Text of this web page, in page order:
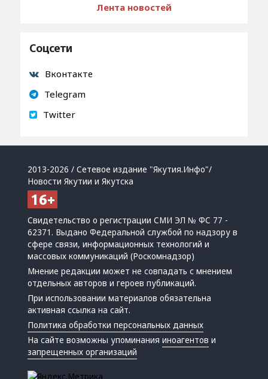
Лента новостей
Соцсети
Вконтакте
Telegram
Twitter
2013-2026 / Сетевое издание "Якутия.Инфо"/
Новости Якутии и Якутска
Свидетельство о регистрации СМИ ЭЛ № ФС 77 -
62371. Выдано Федеральной службой по надзору в
сфере связи, информационных технологий и
массовых коммуникаций (Роскомнадзор)
Мнение редакции может не совпадать с мнением
отдельных авторов и героев публикаций.
При использовании материалов обязательна
активная ссылка на сайт.
Политика обработки персональных данных
На сайте возможны упоминанияиноагентов и
запрещенных организаций